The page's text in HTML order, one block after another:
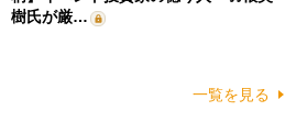
樹氏が厳…
一覧を見る